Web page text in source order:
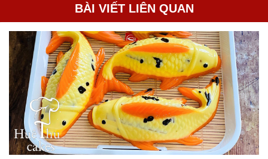
BÀI VIẾT LIÊN QUAN